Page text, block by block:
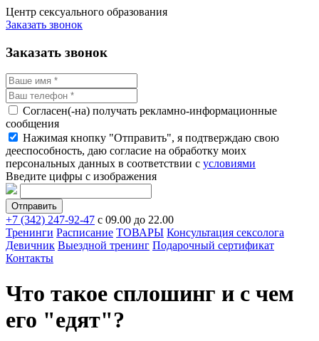
Центр сексуального образования
Заказать звонок
Заказать звонок
Согласен(-на) получать рекламно-информационные
сообщения
Нажимая кнопку "Отправить", я подтверждаю свою
дееспособность, даю согласие на обработку моих
персональных данных в соответствии с условиями
Введите цифры с изображения
+7 (342) 247-92-47 с 09.00 до 22.00
Тренинги Расписание ТОВАРЫ Консультация сексолога
Девичник Выездной тренинг Подарочный сертификат
Контакты
Что такое сплошинг и с чем
его "едят"?